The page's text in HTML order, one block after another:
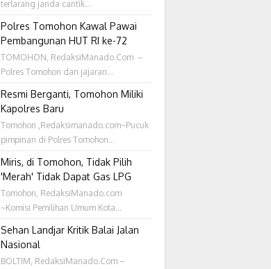
terlarang janda cantik...
Polres Tomohon Kawal Pawai
Pembangunan HUT RI ke-72
TOMOHON, RedaksiManado.Com –
Polres Tomohon dan jajaran...
Resmi Berganti, Tomohon Miliki
Kapolres Baru
Tomohon ,Redaksimanado.com~Pucuk
pimpinan di Polres Tomohon...
Miris, di Tomohon, Tidak Pilih
'Merah' Tidak Dapat Gas LPG
Tomohon, RedaksiManado.com
~Komisi Pemilihan Umum Kota...
Sehan Landjar Kritik Balai Jalan
Nasional
BOLTIM, RedaksiManado.Com –